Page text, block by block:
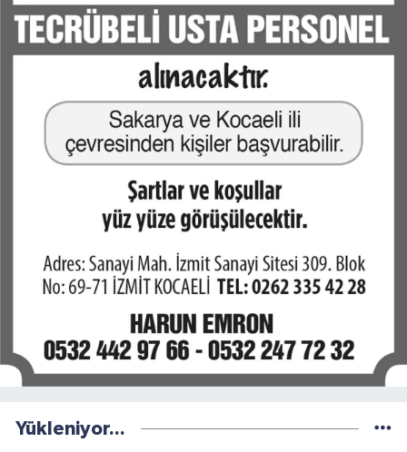
Yükleniyor...